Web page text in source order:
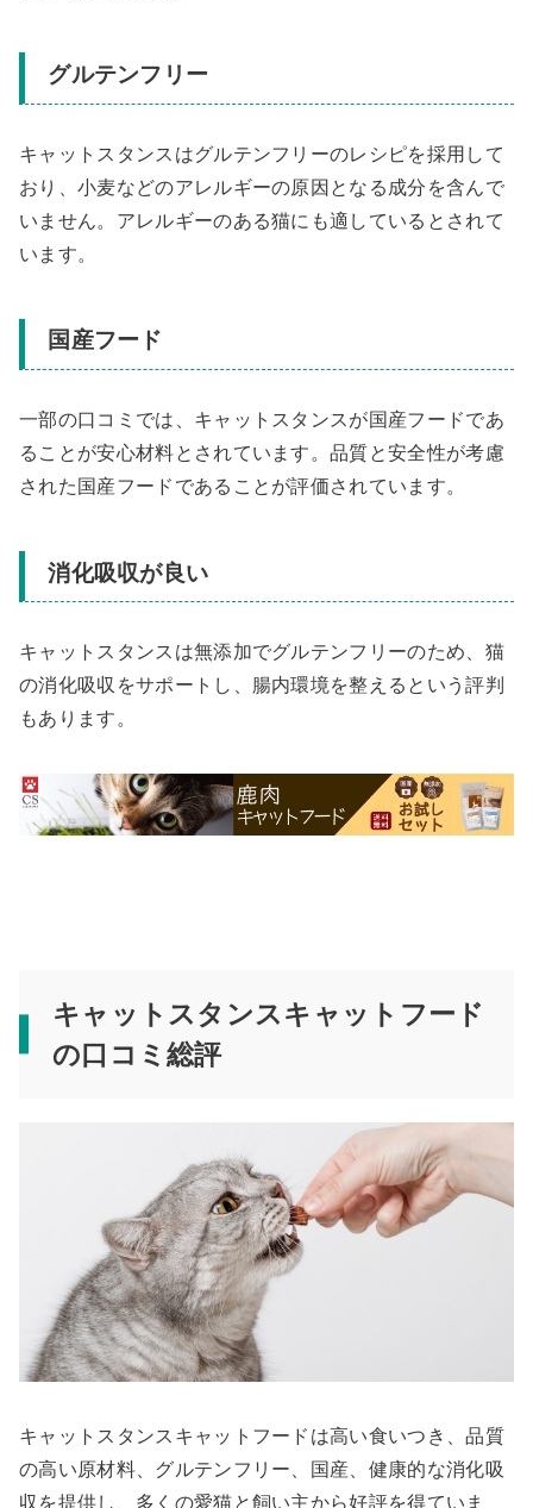
グルテンフリー
キャットスタンスはグルテンフリーのレシピを採用して
おり、小麦などのアレルギーの原因となる成分を含んで
いません。アレルギーのある猫にも適しているとされて
います。
国産フード
一部の口コミでは、キャットスタンスが国産フードであ
ることが安心材料とされています。品質と安全性が考慮
された国産フードであることが評価されています。
消化吸収が良い
キャットスタンスは無添加でグルテンフリーのため、猫
の消化吸収をサポートし、腸内環境を整えるという評判
もあります。
キャットスタンスキャットフード
の口コミ総評
キャットスタンスキャットフードは高い食いつき、品質
の高い原材料、グルテンフリー、国産、健康的な消化吸
収を提供し、多くの愛猫と飼い主から好評を得ていま